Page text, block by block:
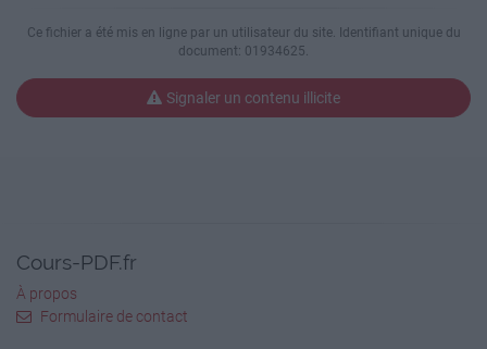
Ce fichier a été mis en ligne par un utilisateur du site. Identifiant unique du
document: 01934625.
Signaler un contenu illicite
Cours-PDF.fr
À propos
Formulaire de contact